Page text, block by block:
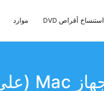
استنساخ أقراص DVD موارد